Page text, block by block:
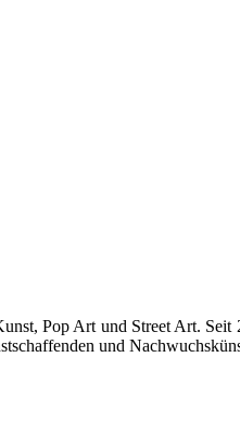
Pop Art und Street Art.
und